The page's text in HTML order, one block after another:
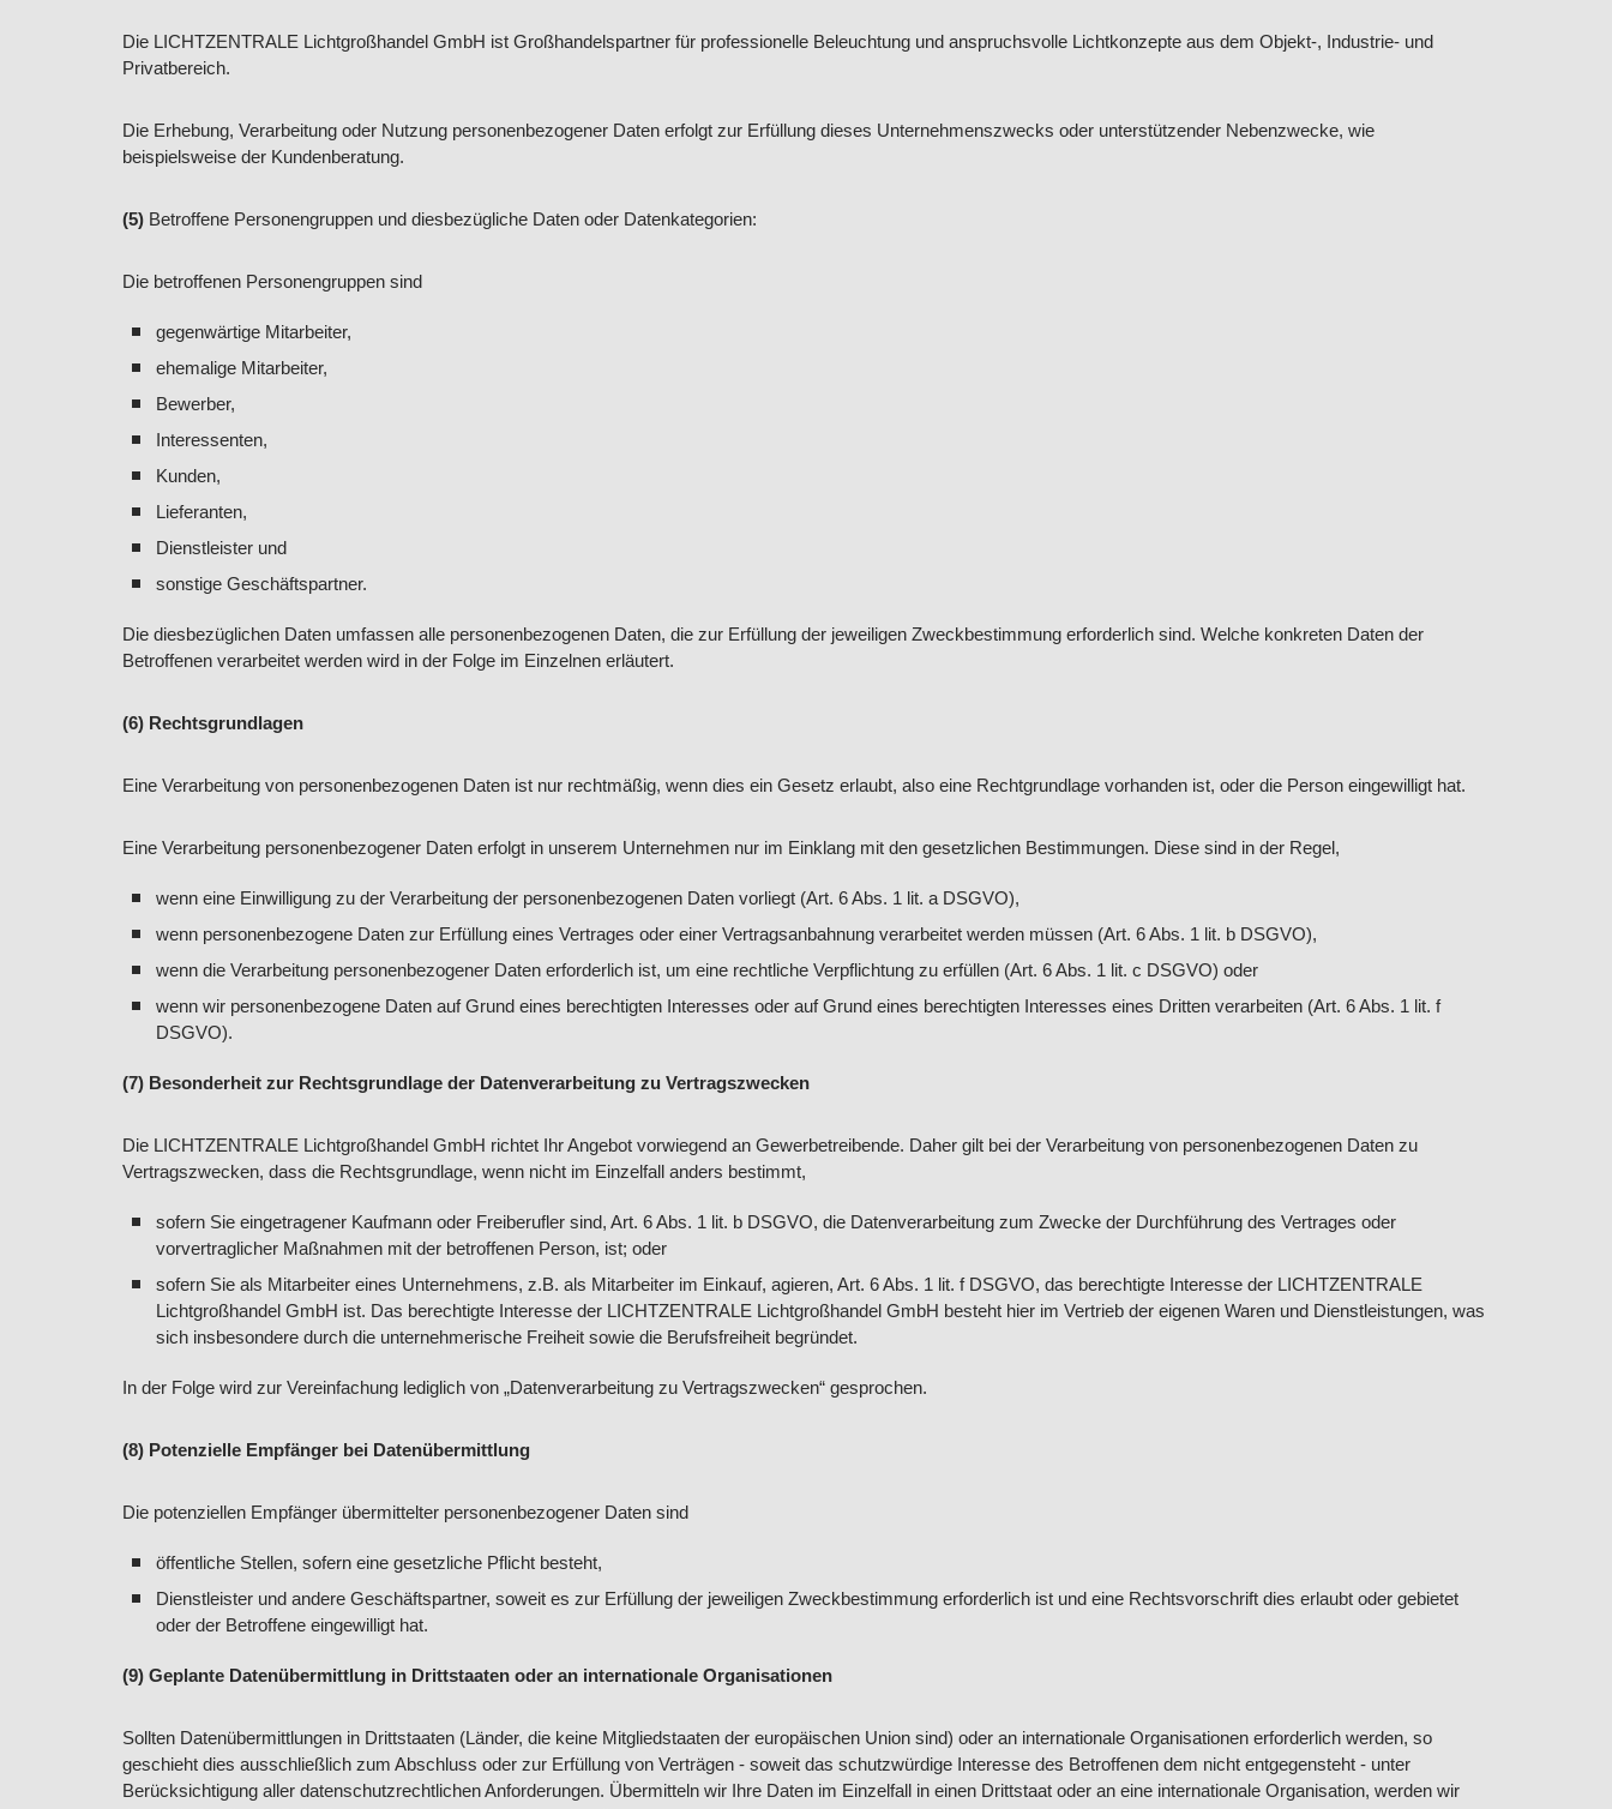
Die LICHTZENTRALE Lichtgroßhandel GmbH ist Großhandelspartner für professionelle Beleuchtung und anspruchsvolle Lichtkonzepte aus dem Objekt-, Industrie- und
Privatbereich.
Die Erhebung, Verarbeitung oder Nutzung personenbezogener Daten erfolgt zur Erfüllung dieses Unternehmenszwecks oder unterstützender Nebenzwecke, wie
beispielsweise der Kundenberatung.
(5) Betroffene Personengruppen und diesbezügliche Daten oder Datenkategorien:
Die betroffenen Personengruppen sind
gegenwärtige Mitarbeiter,
ehemalige Mitarbeiter,
Bewerber,
Interessenten,
Kunden,
Lieferanten,
Dienstleister und
sonstige Geschäftspartner.
Die diesbezüglichen Daten umfassen alle personenbezogenen Daten, die zur Erfüllung der jeweiligen Zweckbestimmung erforderlich sind. Welche konkreten Daten der
Betroffenen verarbeitet werden wird in der Folge im Einzelnen erläutert.
(6) Rechtsgrundlagen
Eine Verarbeitung von personenbezogenen Daten ist nur rechtmäßig, wenn dies ein Gesetz erlaubt, also eine Rechtgrundlage vorhanden ist, oder die Person eingewilligt hat.
Eine Verarbeitung personenbezogener Daten erfolgt in unserem Unternehmen nur im Einklang mit den gesetzlichen Bestimmungen. Diese sind in der Regel,
wenn eine Einwilligung zu der Verarbeitung der personenbezogenen Daten vorliegt (Art. 6 Abs. 1 lit. a DSGVO),
wenn personenbezogene Daten zur Erfüllung eines Vertrages oder einer Vertragsanbahnung verarbeitet werden müssen (Art. 6 Abs. 1 lit. b DSGVO),
wenn die Verarbeitung personenbezogener Daten erforderlich ist, um eine rechtliche Verpflichtung zu erfüllen (Art. 6 Abs. 1 lit. c DSGVO) oder
wenn wir personenbezogene Daten auf Grund eines berechtigten Interesses oder auf Grund eines berechtigten Interesses eines Dritten verarbeiten (Art. 6 Abs. 1 lit. f
DSGVO).
(7) Besonderheit zur Rechtsgrundlage der Datenverarbeitung zu Vertragszwecken
Die LICHTZENTRALE Lichtgroßhandel GmbH richtet Ihr Angebot vorwiegend an Gewerbetreibende. Daher gilt bei der Verarbeitung von personenbezogenen Daten zu
Vertragszwecken, dass die Rechtsgrundlage, wenn nicht im Einzelfall anders bestimmt,
sofern Sie eingetragener Kaufmann oder Freiberufler sind, Art. 6 Abs. 1 lit. b DSGVO, die Datenverarbeitung zum Zwecke der Durchführung des Vertrages oder
vorvertraglicher Maßnahmen mit der betroffenen Person, ist; oder
sofern Sie als Mitarbeiter eines Unternehmens, z.B. als Mitarbeiter im Einkauf, agieren, Art. 6 Abs. 1 lit. f DSGVO, das berechtigte Interesse der LICHTZENTRALE
Lichtgroßhandel GmbH ist. Das berechtigte Interesse der LICHTZENTRALE Lichtgroßhandel GmbH besteht hier im Vertrieb der eigenen Waren und Dienstleistungen, was
sich insbesondere durch die unternehmerische Freiheit sowie die Berufsfreiheit begründet.
In der Folge wird zur Vereinfachung lediglich von „Datenverarbeitung zu Vertragszwecken“ gesprochen.
(8) Potenzielle Empfänger bei Datenübermittlung
Die potenziellen Empfänger übermittelter personenbezogener Daten sind
öffentliche Stellen, sofern eine gesetzliche Pflicht besteht,
Dienstleister und andere Geschäftspartner, soweit es zur Erfüllung der jeweiligen Zweckbestimmung erforderlich ist und eine Rechtsvorschrift dies erlaubt oder gebietet
oder der Betroffene eingewilligt hat.
(9) Geplante Datenübermittlung in Drittstaaten oder an internationale Organisationen
Sollten Datenübermittlungen in Drittstaaten (Länder, die keine Mitgliedstaaten der europäischen Union sind) oder an internationale Organisationen erforderlich werden, so
geschieht dies ausschließlich zum Abschluss oder zur Erfüllung von Verträgen - soweit das schutzwürdige Interesse des Betroffenen dem nicht entgegensteht - unter
Berücksichtigung aller datenschutzrechtlichen Anforderungen. Übermitteln wir Ihre Daten im Einzelfall in einen Drittstaat oder an eine internationale Organisation, werden wir